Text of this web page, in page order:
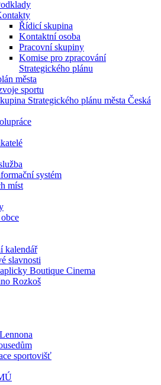
Řídicí skupina
Kontaktní osoba
Pracovní skupiny
Komise pro zpracování
Strategického plánu
města
sportu
Strategického plánu města Česká
systém
míst
kalendář
slavnosti
Boutique Cinema
Rozkoš
sportovišť